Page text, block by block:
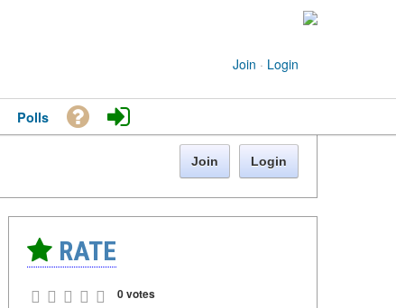
Join · Login
Polls
Join Login
RATE
0 votes